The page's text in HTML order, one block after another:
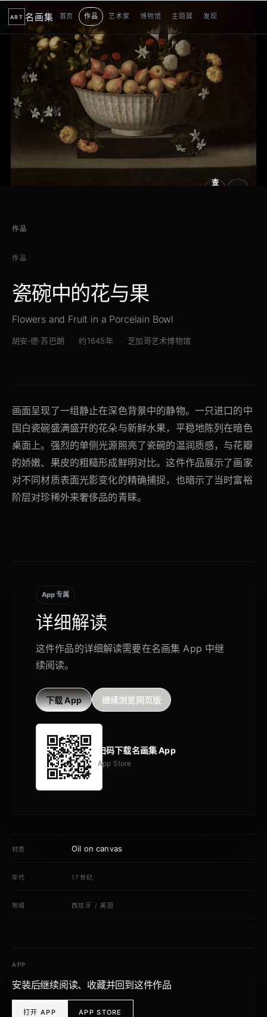
ART 名画集 首页 作品 艺术家 博物馆 主题展 发现
5
个
看
点
1
2
3
4
5
查
作品
作品
瓷碗中的花与果
Flowers and Fruit in a Porcelain Bowl
胡安·德·苏巴朗 约1645年 芝加哥艺术博物馆
画面呈现了一组静止在深色背景中的静物。一只进口的中
国白瓷碗盛满盛开的花朵与新鲜水果，平稳地陈列在暗色
桌面上。强烈的单侧光源照亮了瓷碗的温润质感，与花瓣
的娇嫩、果皮的粗糙形成鲜明对比。这件作品展示了画家
对不同材质表面光影变化的精确捕捉，也暗示了当时富裕
阶层对珍稀外来奢侈品的青睐。
App 专属
详细解读
这件作品的详细解读需要在名画集 App 中继
续阅读。
下载 App 继续浏览网页版
扫码下载名画集 App
App Store
材质 Oil on canvas
年代 17世纪
地域 西班牙 /美国
APP
安装后继续阅读、收藏并回到这件作品
打开 APP APP STORE